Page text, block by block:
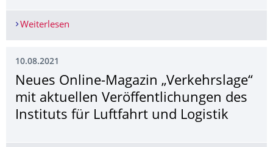
Weiterlesen
10.08.2021
Neues Online-Magazin „Verkehrslage“
mit aktuellen Veröffentlichungen des
Instituts für Luftfahrt und Logistik